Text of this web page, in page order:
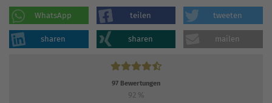
WhatsApp teilen tweeten
sharen sharen mailen
97 Bewertungen
92 %